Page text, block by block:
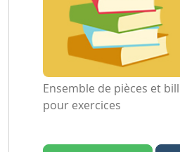
Ensemble de pièces et
pour exercices